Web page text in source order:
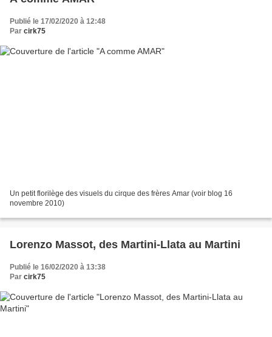
Publié le 17/02/2020 à 12:48
Par cirk75
Un petit florilège des visuels du cirque des frères Amar (voir blog 16
novembre 2010)
Lorenzo Massot, des Martini-Llata au Martini
Publié le 16/02/2020 à 13:38
Par cirk75